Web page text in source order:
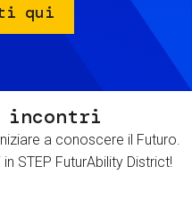
qui
incontri
a conoscere il Futuro.
STEP FuturAbility District!